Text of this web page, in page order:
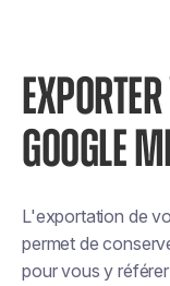
GOOGLE
L'exportation de
permet de
pour vous y